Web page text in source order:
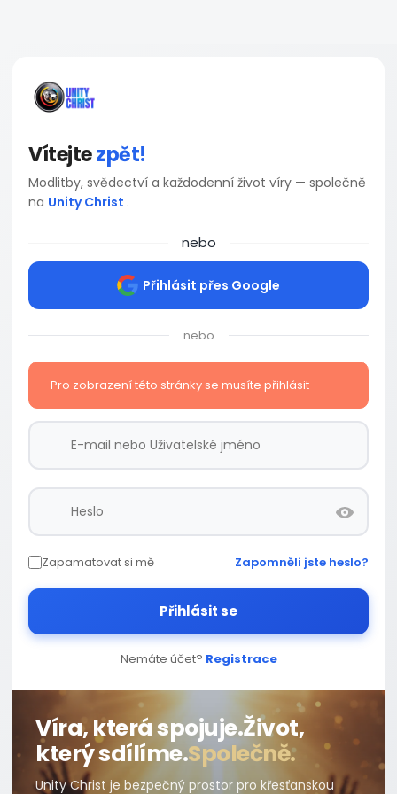
Vítejtezpět!
Modlitby, svědectví a každodenní život víry — společně
na Unity Christ .
nebo
Přihlásit přes Google
nebo
Pro zobrazení této stránky se musíte přihlásit
Zapamatovat si mě Zapomněli jste heslo?
Přihlásit se
Nemáte účet? Registrace
Víra, která spojuje.Život,
který sdílíme.Společně.
Unity Christ je bezpečný prostor pro křesťanskou